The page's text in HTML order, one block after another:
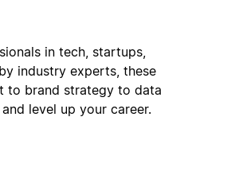
in tech, startups,
industry experts, these
to brand strategy to data
level up your career.